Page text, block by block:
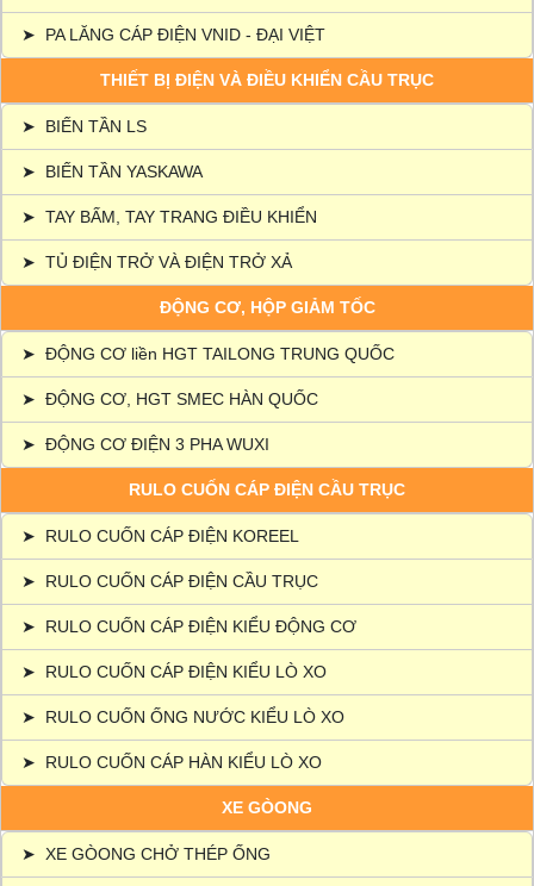
➤ PA LĂNG CÁP ĐIỆN VNID - ĐẠI VIỆT
THIẾT BỊ ĐIỆN VÀ ĐIỀU KHIỂN CẦU TRỤC
➤ BIẾN TẦN LS
➤ BIẾN TẦN YASKAWA
➤ TAY BẤM, TAY TRANG ĐIỀU KHIỂN
➤ TỦ ĐIỆN TRỞ VÀ ĐIỆN TRỞ XẢ
ĐỘNG CƠ, HỘP GIẢM TỐC
➤ ĐỘNG CƠ liền HGT TAILONG TRUNG QUỐC
➤ ĐỘNG CƠ, HGT SMEC HÀN QUỐC
➤ ĐỘNG CƠ ĐIỆN 3 PHA WUXI
RULO CUỐN CÁP ĐIỆN CẦU TRỤC
➤ RULO CUỐN CÁP ĐIỆN KOREEL
➤ RULO CUỐN CÁP ĐIỆN CẦU TRỤC
➤ RULO CUỐN CÁP ĐIỆN KIỂU ĐỘNG CƠ
➤ RULO CUỐN CÁP ĐIỆN KIỂU LÒ XO
➤ RULO CUỐN ỐNG NƯỚC KIỂU LÒ XO
➤ RULO CUỐN CÁP HÀN KIỂU LÒ XO
XE GÒONG
➤ XE GÒONG CHỞ THÉP ỐNG